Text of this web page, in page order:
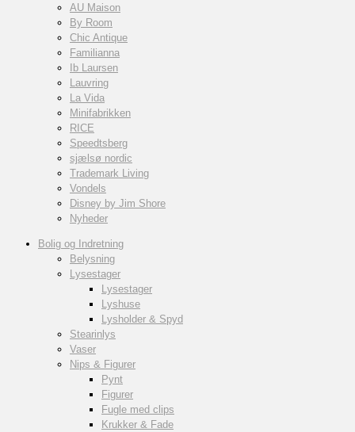
AU Maison
By Room
Chic Antique
Familianna
Ib Laursen
Lauvring
La Vida
Minifabrikken
RICE
Speedtsberg
sjælsø nordic
Trademark Living
Vondels
Disney by Jim Shore
Nyheder
Bolig og Indretning
Belysning
Lysestager
Lysestager
Lyshuse
Lysholder & Spyd
Stearinlys
Vaser
Nips & Figurer
Pynt
Figurer
Fugle med clips
Krukker & Fade